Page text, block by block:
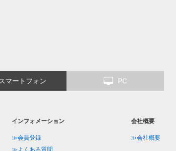
スマートフォン PC
インフォメーション
≫会員登録
≫よくある質問
会社概要
≫会社概要